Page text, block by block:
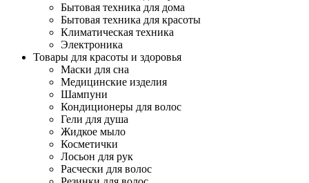
Бытовая техника для дома
Бытовая техника для красоты
Климатическая техника
Электроника
Товары для красоты и здоровья
Маски для сна
Медицинские изделия
Шампуни
Кондиционеры для волос
Гели для душа
Жидкое мыло
Косметички
Лосьон для рук
Расчески для волос